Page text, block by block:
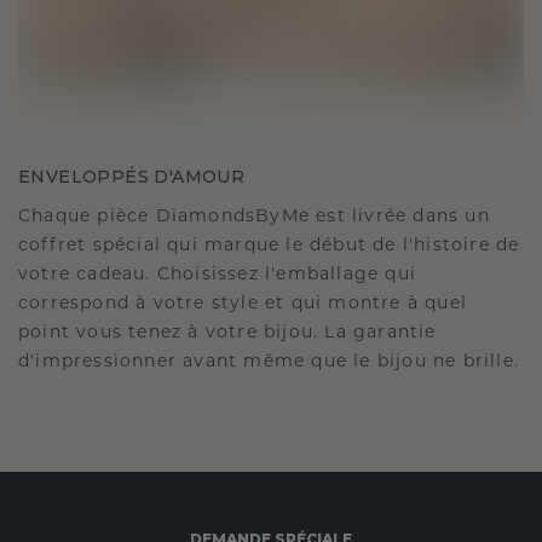
ENVELOPPÉS D'AMOUR
Chaque pièce DiamondsByMe est livrée dans un
coffret spécial qui marque le début de l'histoire de
votre cadeau. Choisissez l'emballage qui
correspond à votre style et qui montre à quel
point vous tenez à votre bijou. La garantie
d'impressionner avant même que le bijou ne brille.